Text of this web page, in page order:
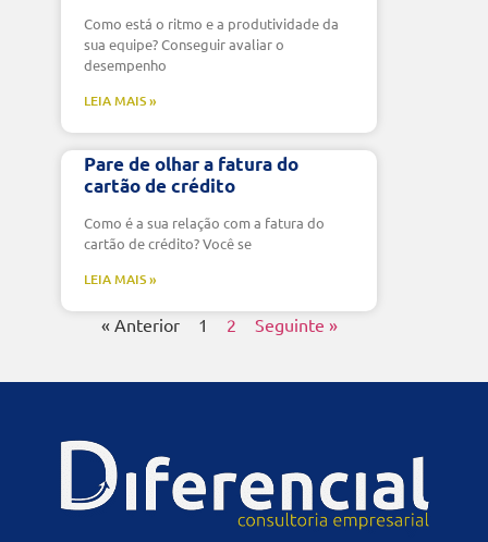
Como está o ritmo e a produtividade da
sua equipe? Conseguir avaliar o
desempenho
LEIA MAIS »
Pare de olhar a fatura do
cartão de crédito
Como é a sua relação com a fatura do
cartão de crédito? Você se
LEIA MAIS »
« Anterior 1 2 Seguinte »